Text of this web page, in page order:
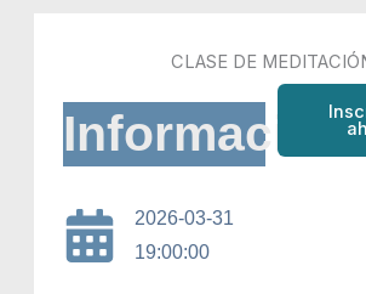
CLASE DE
Información
2026-03-31
19:00:00